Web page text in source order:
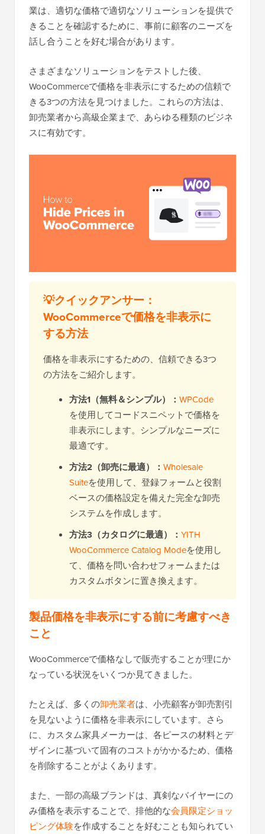
業は、適切な価格で適切なソリューションを提供で
きることを確認するために、事前に顧客のニーズを
話し合うことを好む場合があります。
さまざまなソリューションをテストした後、
WooCommerceで価格を非表示にするための信頼で
きる3つの方法を見つけました。これらの方法は、
卸売業者から高級企業まで、あらゆる種類のビジネ
スに有効です。
💡クイックアンサー：
WooCommerceで価格を非表示に
する方法
価格を非表示にするための、信頼できる3つ
の方法をご紹介します。
方法1（無料＆シンプル）： WPCode
を使用してコードスニペットで価格を
非表示にします。シンプルなニーズに
最適です。
方法2（卸売に最適）： Wholesale
Suiteを使用して、登録フォームと役割
ベースの価格設定を備えた完全な卸売
システムを作成します。
方法3（カタログに最適）： YITH
WooCommerce Catalog Modeを使用し
て、価格を問い合わせフォームまたは
カスタムボタンに置き換えます。
製品価格を非表示にする前に考慮すべき
こと
WooCommerceで価格なしで販売することが理にか
なっている状況をいくつか見てきました。
たとえば、多くの卸売業者は、小売顧客が卸売割引
を見ないように価格を非表示にしています。さら
に、カスタム家具メーカーは、各ピースの材料とデ
ザインに基づいて固有のコストがかかるため、価格
を削除することがよくあります。
また、一部の高級ブランドは、真剣なバイヤーにの
み価格を表示することで、排他的な会員限定ショッ
ピング体験を作成することを好むことも知られてい